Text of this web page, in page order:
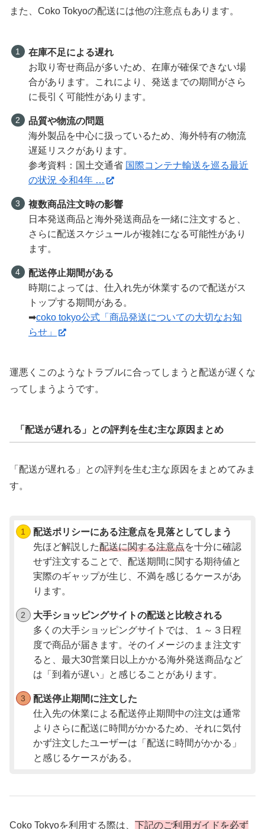
また、Coko Tokyoの配送には他の注意点もあります。
在庫不足による遅れ
お取り寄せ商品が多いため、在庫が確保できない場
合があります。これにより、発送までの期間がさら
に長引く可能性があります。
品質や物流の問題
海外製品を中心に扱っているため、海外特有の物流
遅延リスクがあります。
参考資料：国土交通省 国際コンテナ輸送を巡る最近
の状況 令和4年 …
複数商品注文時の影響
日本発送商品と海外発送商品を一緒に注文すると、
さらに配送スケジュールが複雑になる可能性があり
ます。
配送停止期間がある
時期によっては、仕入れ先が休業するので配送がス
トップする期間がある。
➡coko tokyo公式「商品発送についての大切なお知
らせ」
運悪くこのようなトラブルに合ってしまうと配送が遅くな
ってしまうようです。
「配送が遅れる」との評判を生む主な原因まとめ
「配送が遅れる」との評判を生む主な原因をまとめてみま
す。
配送ポリシーにある注意点を見落としてしまう
先ほど解説した配送に関する注意点を十分に確認
せず注文することで、配送期間に関する期待値と
実際のギャップが生じ、不満を感じるケースがあ
ります。
大手ショッピングサイトの配送と比較される
多くの大手ショッピングサイトでは、１～３日程
度で商品が届きます。そのイメージのまま注文す
ると、最大30営業日以上かかる海外発送商品など
は「到着が遅い」と感じることがあります。
配送停止期間に注文した
仕入先の休業による配送停止期間中の注文は通常
よりさらに配送に時間がかかるため、それに気付
かず注文したユーザーは「配送に時間がかかる」
と感じるケースがある。
Coko Tokyoを利用する際は、 下記のご利用ガイドを必ず